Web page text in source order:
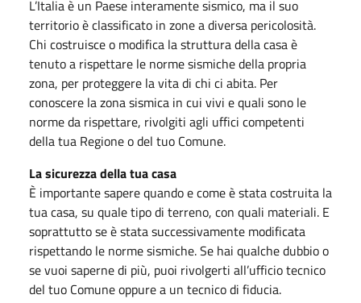
L’Italia è un Paese interamente sismico, ma il suo
territorio è classificato in zone a diversa pericolosità.
Chi costruisce o modifica la struttura della casa è
tenuto a rispettare le norme sismiche della propria
zona, per proteggere la vita di chi ci abita. Per
conoscere la zona sismica in cui vivi e quali sono le
norme da rispettare, rivolgiti agli uffici competenti
della tua Regione o del tuo Comune.
La sicurezza della tua casa
È importante sapere quando e come è stata costruita la
tua casa, su quale tipo di terreno, con quali materiali. E
soprattutto se è stata successivamente modificata
rispettando le norme sismiche. Se hai qualche dubbio o
se vuoi saperne di più, puoi rivolgerti all’ufficio tecnico
del tuo Comune oppure a un tecnico di fiducia.